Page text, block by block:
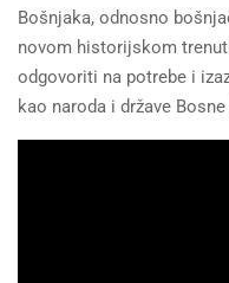
Bošnjaka, odnosno
novom historijskom
odgovoriti na potrebe i
kao naroda i države